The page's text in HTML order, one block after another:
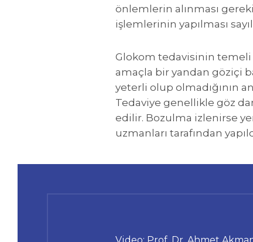
önlemlerin alınması
işlemlerinin yapılması
Glokom tedavisinin temeli
amaçla bir yandan göziçi
yeterli olup olmadığının
Tedaviye genellikle göz
edilir. Bozulma izlenirse
uzmanları tarafından
Video: Prof. Dr. Ahmet